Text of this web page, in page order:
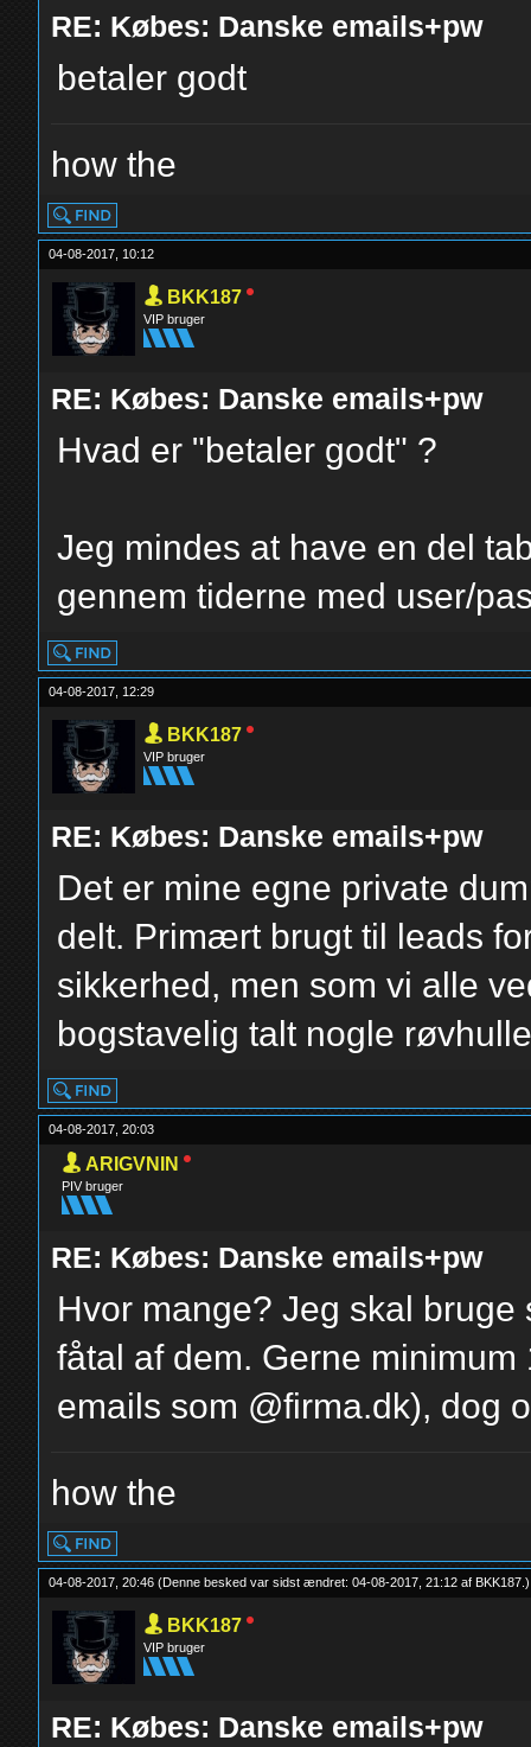
RE: Købes: Danske emails+pw
betaler godt
how the
04-08-2017, 10:12
BKK187
VIP bruger
RE: Købes: Danske emails+pw
Hvad er "betaler godt" ?
Jeg mindes at have en del
gennem tiderne med user/
04-08-2017, 12:29
BKK187
VIP bruger
RE: Købes: Danske emails+pw
Det er mine egne private
delt. Primært brugt til leads
sikkerhed, men som vi alle
bogstavelig talt nogle
04-08-2017, 20:03
ARIGVNIN
PIV bruger
RE: Købes: Danske emails+pw
Hvor mange? Jeg skal
fåtal af dem. Gerne
emails som @firma.dk), dog
how the
04-08-2017, 20:46(Denne besked var sidst ændret: 04-08-2017, 21:12 af BKK187 .)
BKK187
VIP bruger
RE: Købes: Danske emails+pw